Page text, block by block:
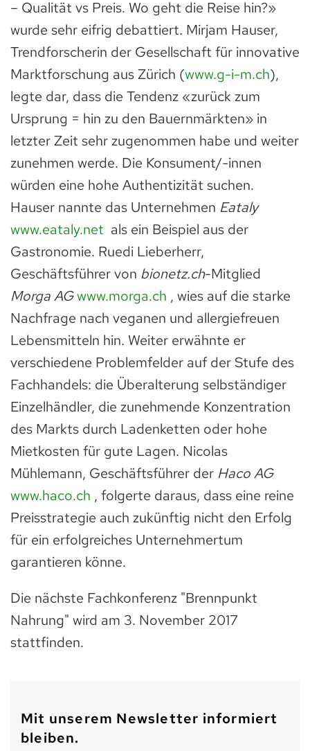
– Qualität vs Preis. Wo geht die Reise hin?»
wurde sehr eifrig debattiert. Mirjam Hauser,
Trendforscherin der Gesellschaft für innovative
Marktforschung aus Zürich (www.g-i-m.ch),
legte dar, dass die Tendenz «zurück zum
Ursprung = hin zu den Bauernmärkten» in
letzter Zeit sehr zugenommen habe und weiter
zunehmen werde. Die Konsument/-innen
würden eine hohe Authentizität suchen.
Hauser nannte das Unternehmen Eataly
www.eataly.net als ein Beispiel aus der
Gastronomie. Ruedi Lieberherr,
Geschäftsführer von bionetz.ch-Mitglied
Morga AGwww.morga.ch , wies auf die starke
Nachfrage nach veganen und allergiefreuen
Lebensmitteln hin. Weiter erwähnte er
verschiedene Problemfelder auf der Stufe des
Fachhandels: die Überalterung selbständiger
Einzelhändler, die zunehmende Konzentration
des Markts durch Ladenketten oder hohe
Mietkosten für gute Lagen. Nicolas
Mühlemann, Geschäftsführer der Haco AG
www.haco.ch , folgerte daraus, dass eine reine
Preisstrategie auch zukünftig nicht den Erfolg
für ein erfolgreiches Unternehmertum
garantieren könne.
Die nächste Fachkonferenz "Brennpunkt
Nahrung" wird am 3. November 2017
stattfinden.
Mit unserem Newsletter informiert
bleiben.